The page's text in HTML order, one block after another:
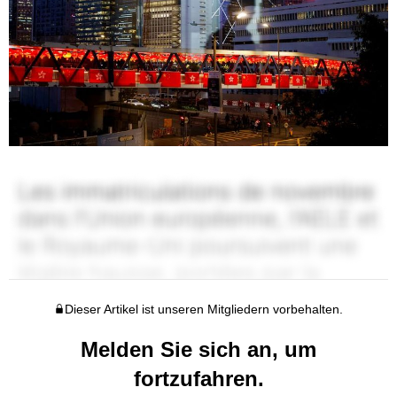
Dieser Artikel ist unseren Mitgliedern vorbehalten.
Melden Sie sich an, um
fortzufahren.